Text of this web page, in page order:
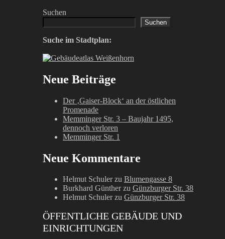
Suchen
Suchen
Suche im Stadtplan:
Neue Beiträge
Der ‚Gaiser-Block‘ an der östlichen
Promenade
Memminger Str. 3 – Baujahr 1495,
dennoch verloren
Memminger Str. 1
Neue Kommentare
Helmut Schulerzu Blumengasse 8
Burkhard Güntherzu Günzburger Str. 38
Helmut Schulerzu Günzburger Str. 38
ÖFFENTLICHE GEBÄUDE UND
EINRICHTUNGEN